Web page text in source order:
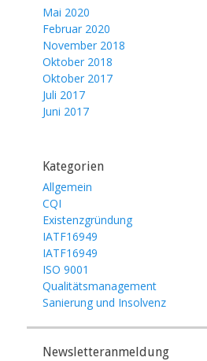
Mai 2020
Februar 2020
November 2018
Oktober 2018
Oktober 2017
Juli 2017
Juni 2017
Kategorien
Allgemein
CQI
Existenzgründung
IATF16949
IATF16949
ISO 9001
Qualitätsmanagement
Sanierung und Insolvenz
Newsletteranmeldung